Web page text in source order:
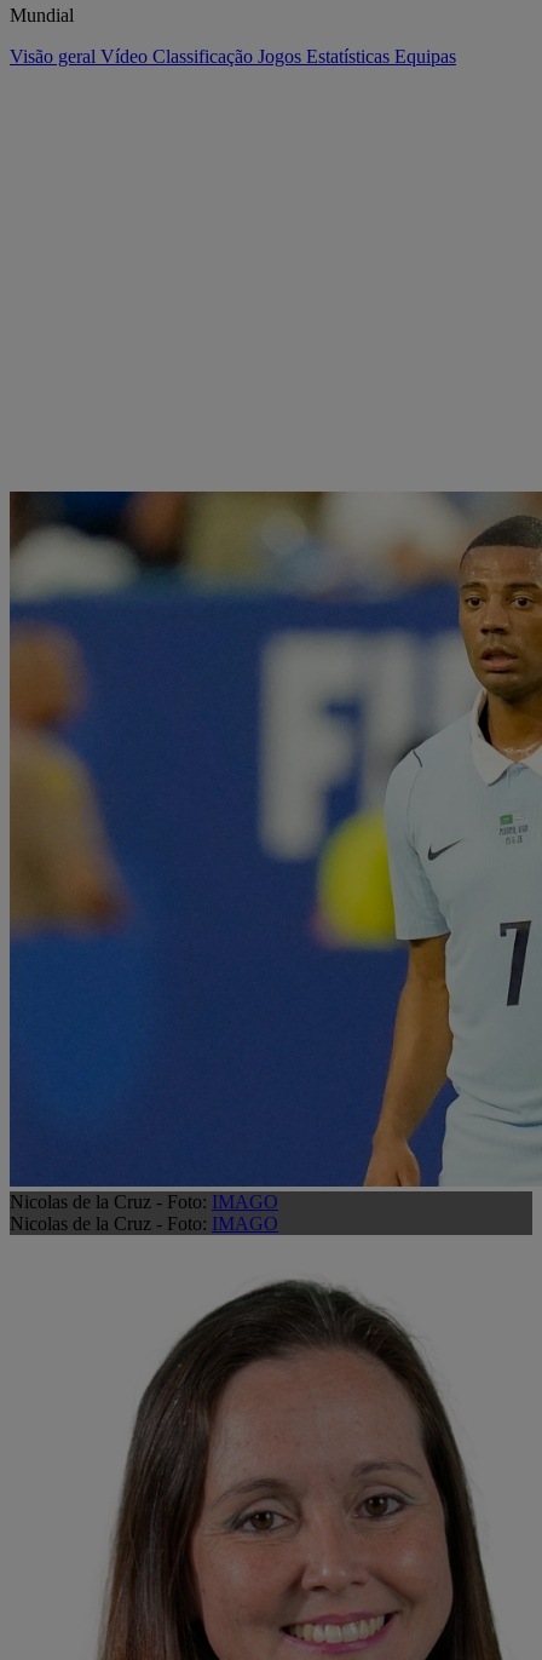
Mundial
Visão geral Vídeo Classificação Jogos Estatísticas Equipas
Nicolas de la Cruz - Foto: IMAGO
Nicolas de la Cruz - Foto: IMAGO